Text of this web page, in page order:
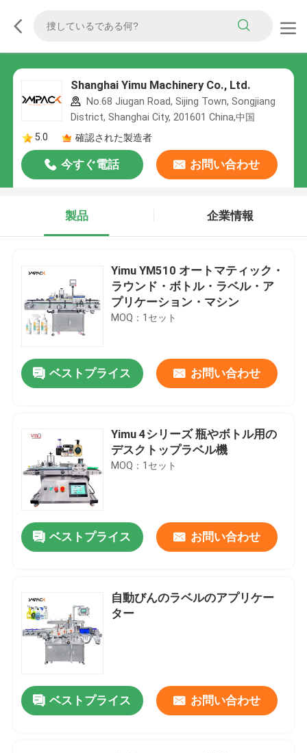
Shanghai Yimu Machinery Co., Ltd.
No.68 Jiugan Road, Sijing Town, Songjiang
District, Shanghai City, 201601 China,中国
5.0
確認された製造者
今すぐ電話 お問い合わせ
製品 企業情報
Yimu YM510 オートマティック・
ラウンド・ボトル・ラベル・ア
プリケーション・マシン
MOQ：1セット
ベストプライス お問い合わせ
Yimu 4シリーズ 瓶やボトル用の
デスクトップラベル機
MOQ：1セット
ベストプライス お問い合わせ
自動びんのラベルのアプリケー
ター
ベストプライス お問い合わせ